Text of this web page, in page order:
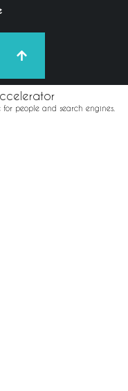
people and search engines.